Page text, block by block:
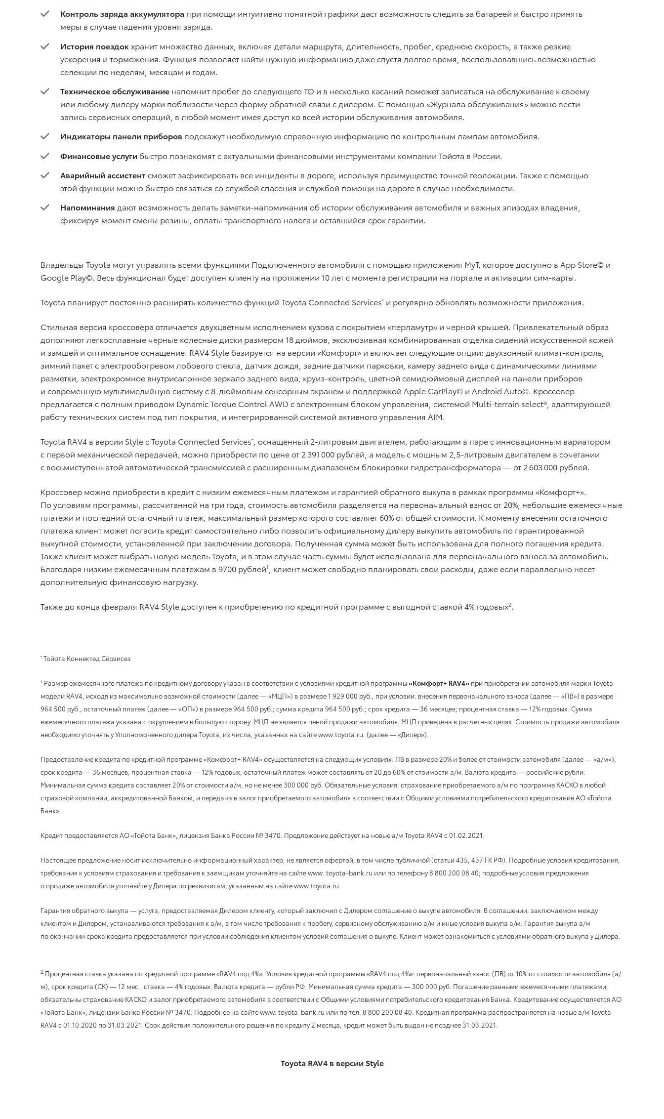
Контроль заряда аккумулятора при помощи интуитивно понятной графики даст возможность следить за батареей и быстро принять
меры в случае падения уровня заряда.
История поездокхранит множество данных, включая детали маршрута, длительность, пробег, среднюю скорость, а также резкие
ускорения и торможения. Функция позволяет найти нужную информацию даже спустя долгое время, воспользовавшись возможностью
селекции по неделям, месяцам и годам.
Техническое обслуживание напомнит пробег до следующего ТО и в несколько касаний поможет записаться на обслуживание к своему
или любому дилеру марки поблизости через форму обратной связи с дилером. С помощью «Журнала обслуживания» можно вести
запись сервисных операций, в любой момент имея доступ ко всей истории обслуживания автомобиля.
Индикаторы панели приборов подскажут необходимую справочную информацию по контрольным лампам автомобиля.
Финансовые услуги быстро познакомят с актуальными финансовыми инструментами компании Тойота в России.
Аварийный ассистентсможет зафиксировать все инциденты в дороге, используя преимущество точной геолокации. Также с помощью
этой функции можно быстро связаться со службой спасения и службой помощи на дороге в случае необходимости.
Напоминания дают возможность делать заметки-напоминания об истории обслуживания автомобиля и важных эпизодах владения,
фиксируя момент смены резины, оплаты транспортного налога и оставшийся срок гарантии.
Владельцы Toyota могут управлять всеми функциями Подключенного автомобиля с помощью приложения MyT, которое доступно в App Store© и
Google Play©. Весь функционал будет доступен клиенту на протяжении 10 лет с момента регистрации на портале и активации сим-карты.
Toyota планирует постоянно расширять количество функций Toyota Connected Services* и регулярно обновлять возможности приложения.
Стильная версия кроссовера отличается двухцветным исполнением кузова с покрытием «перламутр» и черной крышей. Привлекательный образ
дополняют легкосплавные черные колесные диски размером 18 дюймов, эксклюзивная комбинированная отделка сидений искусственной кожей
и замшей и оптимальное оснащение. RAV4 Style базируется на версии «Комфорт» и включает следующие опции: двухзонный климат-контроль,
зимний пакет с электрообогревом лобового стекла, датчик дождя, задние датчики парковки, камеру заднего вида с динамическими линиями
разметки, электрохромное внутрисалонное зеркало заднего вида, круиз-контроль, цветной семидюймовый дисплей на панели приборов
и современную мультимедийную систему с 8-дюймовым сенсорным экраном и поддержкой Apple CarPlay© и Android Auto©. Кроссовер
предлагается с полным приводом Dynamic Torque Control AWD с электронным блоком управления, системой Multi-terrain select®, адаптирующей
работу технических систем под тип покрытия, и интегрированной системой активного управления AIM.
Toyota RAV4 в версии Style с Toyota Connected Services* , оснащенный 2-литровым двигателем, работающим в паре с инновационным вариатором
с первой механической передачей, можно приобрести по цене от 2 391 000 рублей, а модель с мощным 2,5-литровым двигателем в сочетании
с восьмиступенчатой автоматической трансмиссией с расширенным диапазоном блокировки гидротрансформатора — от 2 603 000 рублей.
Кроссовер можно приобрести в кредит с низким ежемесячным платежом и гарантией обратного выкупа в рамках программы «Комфорт+».
По условиям программы, рассчитанной на три года, стоимость автомобиля разделяется на первоначальный взнос от 20%, небольшие ежемесячные
платежи и последний остаточный платеж, максимальный размер которого составляет 60% от общей стоимости. К моменту внесения остаточного
платежа клиент может погасить кредит самостоятельно либо позволить официальному дилеру выкупить автомобиль по гарантированной
выкупной стоимости, установленной при заключении договора. Полученная сумма может быть использована для полного погашения кредита.
Также клиент может выбрать новую модель Toyota, и в этом случае часть суммы будет использована для первоначального взноса за автомобиль.
Благодаря низким ежемесячным платежам в 9700 рублей1
, клиент может свободно планировать свои расходы, даже если параллельно несет
дополнительную финансовую нагрузку.
Также до конца февраля RAV4 Style доступен к приобретению по кредитной программе с выгодной ставкой 4% годовых2
* Тойота Коннектед Сёрвисез
1 Размер ежемесячного платежа по кредитному договору указан в соответствии с условиями кредитной программы«Комфорт+ RAV4» при приобретении автомобиля марки Toyota
модели RAV4, исходя из максимально возможной стоимости (далее — «МЦП») в размере 1 929 000 руб., при условии: внесения первоначального взноса (далее — «ПВ») в размере
964 500 руб., остаточный платеж (далее — «ОП») в размере 964 500 руб.; сумма кредита 964 500 руб.; срок кредита — 36 месяцев; процентная ставка — 12% годовых. Сумма
ежемесячного платежа указана с округлением в большую сторону. МЦП не является ценой продажи автомобиля. МЦП приведена в расчетных целях. Стоимость продажи автомобиля
необходимо уточнять у Уполномоченного дилера Toyota, из числа, указанных на сайте www.toyota.ru. (далее — «Дилер»).
Предоставление кредита по кредитной программе «Комфорт+ RAV4» осуществляется на следующих условиях: ПВ в размере 20% и более от стоимости автомобиля (далее — «а/м»),
срок кредита — 36 месяцев, процентная ставка — 12% годовых, остаточный платеж может составлять от 20 до 60% от стоимости а/м. Валюта кредита — российские рубли.
Минимальная сумма кредита составляет 20% от стоимости а/м, но не менее 300 000 руб. Обязательные условия: страхование приобретаемого а/м по программе КАСКО в любой
страховой компании, аккредитованной Банком, и передача в залог приобретаемого автомобиля в соответствии с Общими условиями потребительского кредитования АО «Тойота
Банк».
Кредит предоставляется АО «Тойота Банк», лицензия Банка России № 3470. Предложение действует на новые а/м Toyota RAV4 с 01.02.2021.
Настоящее предложение носит исключительно информационный характер, не является офертой, в том числе публичной (статьи 435, 437 ГК РФ). Подробные условия кредитования,
требования к условиям страхования и требования к заемщикам уточняйте на сайте www. toyota-bank.ru или по телефону 8 800 200 08 40; подробные условия предложения
о продаже автомобиля уточняйте у Дилера по реквизитам, указанным на сайте www.toyota.ru.
Гарантия обратного выкупа — услуга, предоставляемая Дилером клиенту, который заключил с Дилером соглашение о выкупе автомобиля. В соглашении, заключаемом между
клиентом и Дилером, устанавливаются требования к а/м, в том числе требования к пробегу, сервисному обслуживанию а/м и иные условия выкупа а/м. Гарантия выкупа а/м
по окончании срока кредита предоставляется при условии соблюдения клиентом условий соглашения о выкупе. Клиент может ознакомиться с условиями обратного выкупа у Дилера.
2 Процентная ставка указана по кредитной программе «RAV4 под 4%». Условия кредитной программы «RAV4 под 4%»: первоначальный взнос (ПВ) от 10% от стоимости автомобиля (а/
м), срок кредита (СК) — 12 мес., ставка — 4% годовых. Валюта кредита — рубли РФ. Минимальная сумма кредита — 300 000 руб. Погашение равными ежемесячными платежами,
обязательны страхование КАСКО и залог приобретаемого автомобиля в соответствии с Общими условиями потребительского кредитования Банка. Кредитование осуществляется АО
«Тойота Банк», лицензии Банка России № 3470. Подробнее на сайте www. toyota-bank.ru или по тел. 8 800 200 08 40. Кредитная программа распространяется на новые а/м Toyota
RAV4 с 01.10.2020 по 31.03.2021 . Срок действия положительного решения по кредиту 2 месяца, кредит может быть выдан не позднее 31.03.2021.
Toyota RAV4 в версии Style